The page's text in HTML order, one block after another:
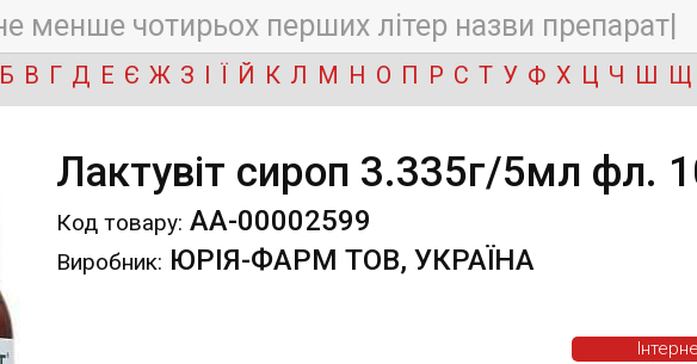
Б В Г Д Е Є Ж З І Ї Й К Л М Н О П Р С Т У Ф Х Ц Ч Ш Щ
Лактувіт сироп 3.335г/5мл фл.
Код товару: АА-00002599
Виробник: ЮРІЯ-ФАРМ ТОВ, УКРАЇНА